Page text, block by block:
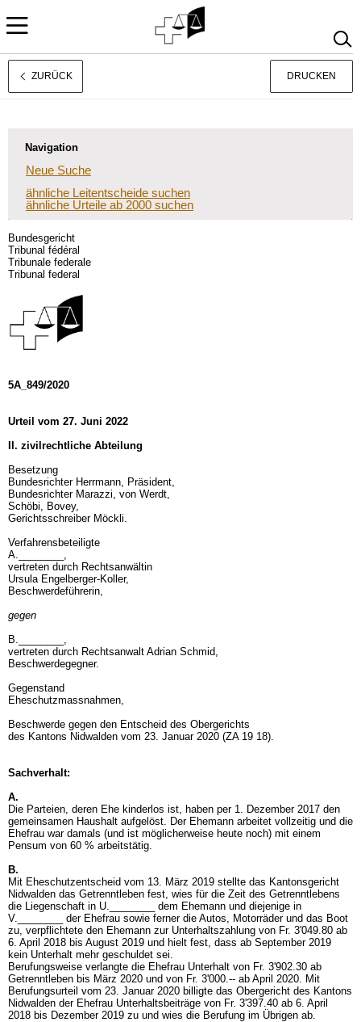
Français
ZURÜCK DRUCKEN
Navigation
Neue Suche
ähnliche Leitentscheide suchen
ähnliche Urteile ab 2000 suchen
Bundesgericht
Tribunal fédéral
Tribunale federale
Tribunal federal
5A_849/2020
Urteil vom 27. Juni 2022
II. zivilrechtliche Abteilung
Besetzung
Bundesrichter Herrmann, Präsident,
Bundesrichter Marazzi, von Werdt,
Schöbi, Bovey,
Gerichtsschreiber Möckli.
Verfahrensbeteiligte
A.________,
vertreten durch Rechtsanwältin
Ursula Engelberger-Koller,
Beschwerdeführerin,
gegen
B.________,
vertreten durch Rechtsanwalt Adrian Schmid,
Beschwerdegegner.
Gegenstand
Eheschutzmassnahmen,
Beschwerde gegen den Entscheid des Obergerichts
des Kantons Nidwalden vom 23. Januar 2020 (ZA 19 18).
Sachverhalt:
A.
Die Parteien, deren Ehe kinderlos ist, haben per 1. Dezember 2017 den
gemeinsamen Haushalt aufgelöst. Der Ehemann arbeitet vollzeitig und die
Ehefrau war damals (und ist möglicherweise heute noch) mit einem
Pensum von 60 % arbeitstätig.
B.
Mit Eheschutzentscheid vom 13. März 2019 stellte das Kantonsgericht
Nidwalden das Getrenntleben fest, wies für die Zeit des Getrenntlebens
die Liegenschaft in U.________ dem Ehemann und diejenige in
V.________ der Ehefrau sowie ferner die Autos, Motorräder und das Boot
zu, verpflichtete den Ehemann zur Unterhaltszahlung von Fr. 3'049.80 ab
6. April 2018 bis August 2019 und hielt fest, dass ab September 2019
kein Unterhalt mehr geschuldet sei.
Berufungsweise verlangte die Ehefrau Unterhalt von Fr. 3'902.30 ab
Getrenntleben bis März 2020 und von Fr. 3'000.-- ab April 2020. Mit
Berufungsurteil vom 23. Januar 2020 billigte das Obergericht des Kantons
Nidwalden der Ehefrau Unterhaltsbeiträge von Fr. 3'397.40 ab 6. April
2018 bis Dezember 2019 zu und wies die Berufung im Übrigen ab.